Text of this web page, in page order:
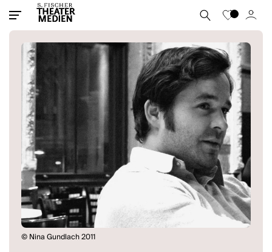
© Nina Gundlach 2011